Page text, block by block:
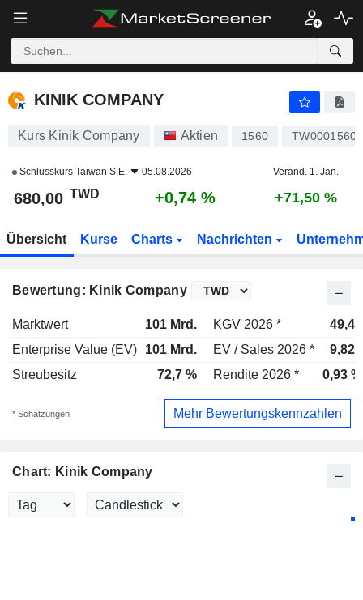
KINIK COMPANY
KINIK COMPANY
Kurs Kinik Company Aktien 1560
Schlusskurs Taiwan S.E. 05.08.2026 Veränd. 1. Jan.
680,00 TWD +0,74 % +71,50 %
Übersicht Kurse Charts Nachrichten
Bewertung: Kinik Company
Marktwert 101 Mrd. KGV 2026 *
49,4x
Enterprise Value (EV)
101 Mrd. EV / Sales 2026 *
9,82x
Streubesitz
72,7 % Rendite 2026 * 0,93 %
* Schätzungen Mehr Bewertungskennzahlen
Chart: Kinik Company